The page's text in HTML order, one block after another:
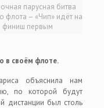
парусная битва
флота – «Чип» идёт на
финиш первым
в своём флоте.
объяснила нам
по которой будут
дистанции был столь